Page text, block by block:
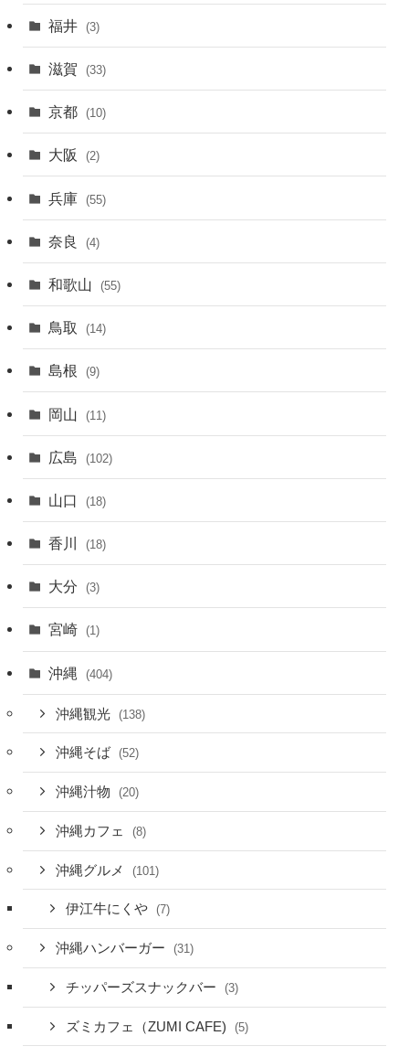
福井 (3)
滋賀 (33)
京都 (10)
大阪 (2)
兵庫 (55)
奈良 (4)
和歌山 (55)
鳥取 (14)
島根 (9)
岡山 (11)
広島 (102)
山口 (18)
香川 (18)
大分 (3)
宮崎 (1)
沖縄 (404)
沖縄観光 (138)
沖縄そば (52)
沖縄汁物 (20)
沖縄カフェ (8)
沖縄グルメ (101)
伊江牛にくや (7)
沖縄ハンバーガー (31)
チッパーズスナックバー (3)
ズミカフェ（ZUMI CAFE) (5)